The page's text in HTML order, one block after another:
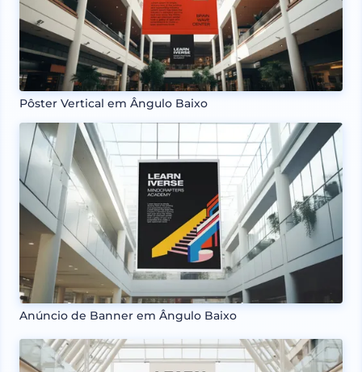
Pôster Vertical em Ângulo Baixo
Anúncio de Banner em Ângulo Baixo